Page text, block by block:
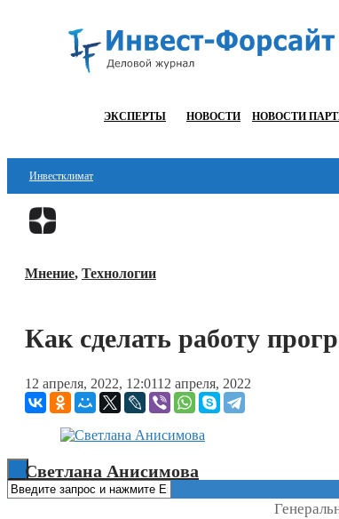
ЭКСПЕРТЫ НОВОСТИ НОВОСТИ
Инвестклимат
Финансы
Блокчейн
ESG
Мнение, Технологии
Как сделать работу
12 апреля, 2022, 12:0112 апреля, 2022
Светлана Анисимова